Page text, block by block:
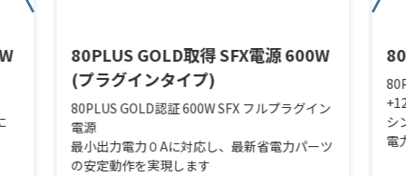
80PLUS GOLD取得 SFX電源 600W
(プラグインタイプ)
80PLUS GOLD認証 600W SFX フルプラグイン
電源
最小出力電力０Aに対応し、最新省電力パーツ
の安定動作を実現します
シ
電